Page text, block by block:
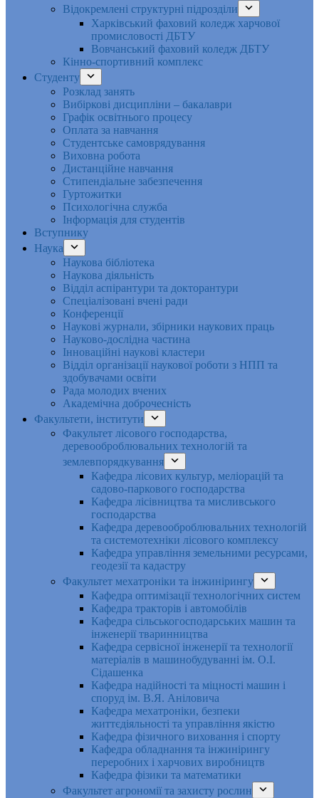
Відокремлені структурні підрозділи
Харківський фаховий коледж харчової
промисловості ДБТУ
Вовчанський фаховий коледж ДБТУ
Кінно-спортивний комплекс
Студенту
Розклад занять
Вибіркові дисципліни – бакалаври
Графік освітнього процесу
Оплата за навчання
Студентське самоврядування
Виховна робота
Дистанційне навчання
Стипендіальне забезпечення
Гуртожитки
Психологічна служба
Інформація для студентів
Вступнику
Наука
Наукова бібліотека
Наукова діяльність
Відділ аспірантури та докторантури
Спеціалізовані вчені ради
Конференції
Наукові журнали, збірники наукових праць
Науково-дослідна частина
Інноваційні наукові кластери
Відділ організації наукової роботи з НПП та
здобувачами освіти
Рада молодих вчених
Академічна доброчесність
Факультети, інститути
Факультет лісового господарства,
деревооброблювальних технологій та
землевпорядкування
Кафедра лісових культур, меліорацій та
садово-паркового господарства
Кафедра лісівництва та мисливського
господарства
Кафедра деревооброблювальних технологій
та системотехніки лісового комплексу
Кафедра управління земельними ресурсами,
геодезії та кадастру
Факультет мехатроніки та інжинірингу
Кафедра оптимізації технологічних систем
Кафедра тракторів і автомобілів
Кафедра сільськогосподарських машин та
інженерії тваринництва
Кафедра cервісної інженерії та технології
матеріалів в машинобудуванні ім. О.І.
Сідашенка
Кафедра надійності та міцності машин і
споруд ім. В.Я. Аніловича
Кафедра мехатроніки, безпеки
життєдіяльності та управління якістю
Кафедра фізичного виховання і спорту
Кафедра обладнання та інжинірингу
переробних і харчових виробництв
Кафедра фізики та математики
Факультет агрономії та захисту рослин